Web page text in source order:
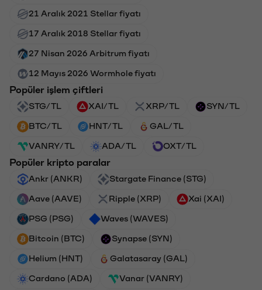
21 Aralık 2021 Stellar fiyatı
17 Aralık 2018 Stellar fiyatı
27 Nisan 2026 Arbitrum fiyatı
12 Mayıs 2026 Wormhole fiyatı
Popüler işlem çiftleri
STG/TL XAI/TL XRP/TL SYN/TL
BTC/TL HNT/TL GAL/TL
VANRY/TL ADA/TL OXT/TL
Popüler kripto paralar
Ankr (ANKR) Stargate Finance (STG)
Aave (AAVE) Ripple (XRP) Xai (XAI)
PSG (PSG) Waves (WAVES)
Bitcoin (BTC) Synapse (SYN)
Helium (HNT) Galatasaray (GAL)
Cardano (ADA) Vanar (VANRY)